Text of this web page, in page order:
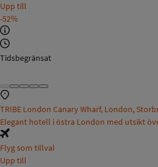
Upp till
-52%
Tidsbegränsat
TRIBE London Canary Wharf, London,
Elegant hotell i östra London med utsikt
Flyg som tillval
Upp till